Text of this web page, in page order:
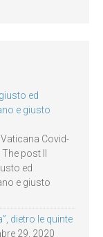
ed
e giusto
Covid-
post Il
ed
e giusto
dietro le quinte
29, 2020